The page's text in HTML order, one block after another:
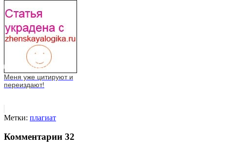
Меня уже цитируют и
переиздают!
Метки: плагиат
Комментарии 32